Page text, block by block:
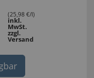
(25,98 €/l)
inkl.
MwSt.
zzgl.
Versand